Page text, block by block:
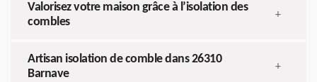
Valorisez votre maison grâce à l’isolation des
combles
+
Artisan isolation de comble dans 26310
Barnave
+